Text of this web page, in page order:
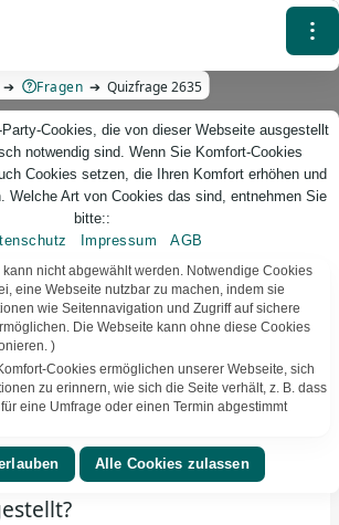
⁝
Fragen Quizfrage 2635
Web. Einfach. Webdesign, Analyse & Beratung
Bereit TEXT VORLESEN
⚑
Jahr wurde der erste Tonka-
Cookies, die von dieser Webseite ausgestellt
notwendig sind. Wenn Sie Komfort-Cookies
Cookies setzen, die Ihren Komfort erhöhen und
Welche Art von Cookies das sind, entnehmen Sie
bitte::
Impressum AGB
kann nicht abgewählt werden. Notwendige Cookies
eine Webseite nutzbar zu machen, indem sie
wie Seitennavigation und Zugriff auf sichere
Die Webseite kann ohne diese Cookies
)
Cookies ermöglichen unserer Webseite, sich
zu erinnern, wie sich die Seite verhält, z. B. dass
eine Umfrage oder einen Termin abgestimmt